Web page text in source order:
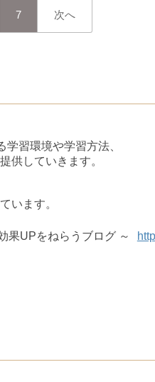
7 次へ
習環境や学習方法、
供していきます。
います。
果UPをねらうブログ ～